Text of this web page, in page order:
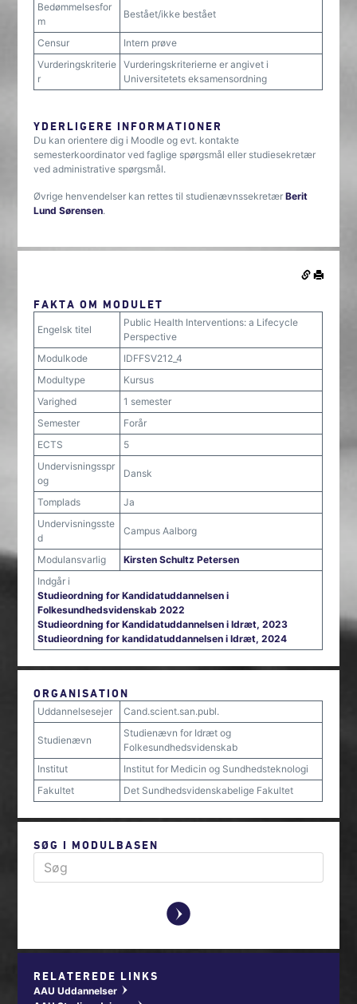
Bedømmelsesfor
m
Bestået/ikke bestået
Censur
Intern prøve
Vurderingskriterie
r
Vurderingskriterierne er angivet i
Universitetets eksamensordning
YDERLIGERE INFORMATIONER
Du kan orientere dig i Moodle og evt. kontakte
semesterkoordinator ved faglige spørgsmål eller studiesekretær
ved administrative spørgsmål.
Øvrige henvendelser kan rettes til studienævnssekretærBerit
Lund Sørensen.
FAKTA OM MODULET
Engelsk titel
Public Health Interventions: a Lifecycle
Perspective
Modulkode
IDFFSV212_4
Modultype
Kursus
Varighed
1 semester
Semester
Forår
ECTS
5
Undervisningsspr
og
Dansk
Tomplads
Ja
Undervisningsste
d
Campus Aalborg
Modulansvarlig
Kirsten Schultz Petersen
Indgår i
Studieordning for Kandidatuddannelsen i
Folkesundhedsvidenskab 2022
Studieordning for Kandidatuddannelsen i Idræt, 2023
Studieordning for kandidatuddannelsen i Idræt, 2024
ORGANISATION
Uddannelsesejer Cand.scient.san.publ.
Studienævn
Studienævn for Idræt og
Folkesundhedsvidenskab
Institut
Institut for Medicin og Sundhedsteknologi
Fakultet
Det Sundhedsvidenskabelige Fakultet
SØG I MODULBASEN
y
RELATEREDE LINKS
AAU Uddannelser w